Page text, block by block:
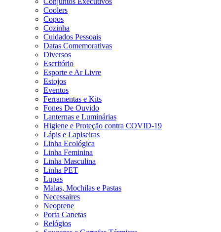
Coolers
Copos
Cozinha
Cuidados Pessoais
Datas Comemorativas
Diversos
Escritório
Esporte e Ar Livre
Estojos
Eventos
Ferramentas e Kits
Fones De Ouvido
Lanternas e Luminárias
Higiene e Proteção contra COVID-19
Lápis e Lapiseiras
Linha Ecológica
Linha Feminina
Linha Masculina
Linha PET
Lupas
Malas, Mochilas e Pastas
Necessaires
Neoprene
Porta Canetas
Relógios